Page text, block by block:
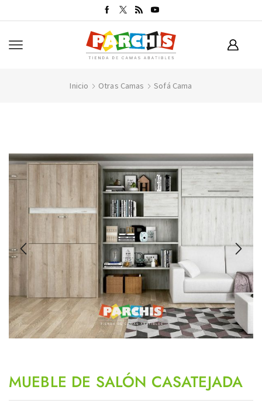
Inicio Otras Camas Sofá Cama
MUEBLE DE SALÓN CASATEJADA